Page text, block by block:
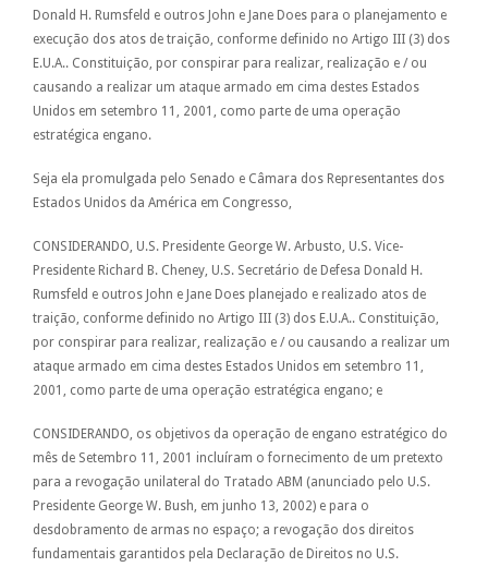
Donald H. Rumsfeld e outros John e Jane Does para o planejamento e
execução dos atos de traição, conforme definido no Artigo III (3) dos
E.U.A.. Constituição, por conspirar para realizar, realização e / ou
causando a realizar um ataque armado em cima destes Estados
Unidos em setembro 11, 2001, como parte de uma operação
estratégica engano.
Seja ela promulgada pelo Senado e Câmara dos Representantes dos
Estados Unidos da América em Congresso,
CONSIDERANDO, U.S. Presidente George W. Arbusto, U.S. Vice-
Presidente Richard B. Cheney, U.S. Secretário de Defesa Donald H.
Rumsfeld e outros John e Jane Does planejado e realizado atos de
traição, conforme definido no Artigo III (3) dos E.U.A.. Constituição,
por conspirar para realizar, realização e / ou causando a realizar um
ataque armado em cima destes Estados Unidos em setembro 11,
2001, como parte de uma operação estratégica engano; e
CONSIDERANDO, os objetivos da operação de engano estratégico do
mês de Setembro 11, 2001 incluíram o fornecimento de um pretexto
para a revogação unilateral do Tratado ABM (anunciado pelo U.S.
Presidente George W. Bush, em junho 13, 2002) e para o
desdobramento de armas no espaço; a revogação dos direitos
fundamentais garantidos pela Declaração de Direitos no U.S.